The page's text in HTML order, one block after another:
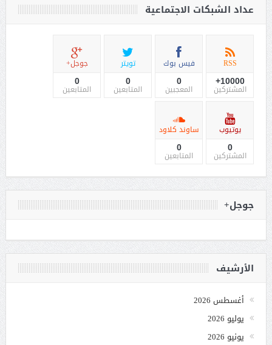
عداد الشبكات الاجتماعية
RSS
10000+
المشتركين
فيس بوك
0
المعجبين
تويتر
0
المتابعين
جوجل+
0
المتابعين
يوتيوب
0
المشتركين
ساوند كلاود
0
المتابعين
جوجل+
الأرشيف
أغسطس 2026
يوليو 2026
يونيو 2026